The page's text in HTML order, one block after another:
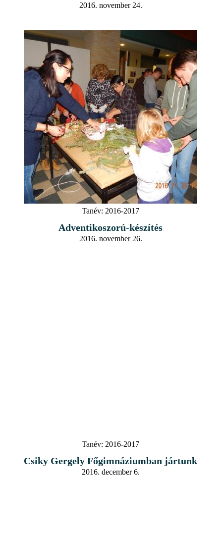
2016. november 24.
Tanév: 2016-2017
Adventikoszorú-készítés
2016. november 26.
Tanév: 2016-2017
Csiky Gergely Főgimnáziumban jártunk
2016. december 6.